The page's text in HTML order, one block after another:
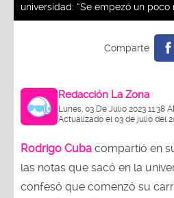
universidad: “Se empezó un poco
Redacción La Zona
Lunes, 03 De Julio 2023 11:38
Actualizado el 03 de julio del
Rodrigo Cuba compartió en
las notas que sacó en la
confesó que comenzó su